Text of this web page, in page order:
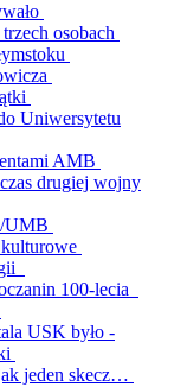
osobach
Uniwersytetu
AMB
drugiej wojny
UMB
100-lecia
USK było -
jeden skecz…